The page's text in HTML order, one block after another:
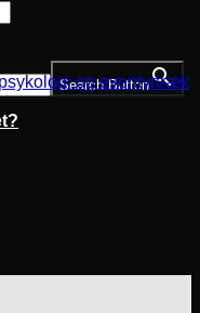
Search Button
og eventyrtræk